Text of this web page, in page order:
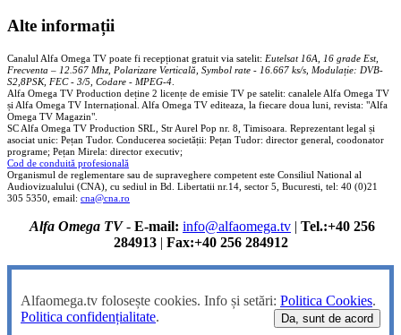
Alte informații
Canalul Alfa Omega TV poate fi recepționat gratuit via satelit: Eutelsat 16A, 16 grade Est,
Frecventa – 12.567 Mhz, Polarizare Verticală, Symbol rate - 16.667 ks/s, Modulație: DVB-
S2,8PSK, FEC - 3/5, Codare - MPEG-4
Alfa Omega TV Production deține 2 licențe de emisie TV pe satelit: canalele Alfa Omega TV
și Alfa Omega TV Internațional. Alfa Omega TV editeaza, la fiecare doua luni, revista: "Alfa
Omega TV Magazin".
SC Alfa Omega TV Production SRL, Str Aurel Pop nr. 8, Timisoara. Reprezentant legal și
asociat unic: Pețan Tudor. Conducerea societății: Pețan Tudor: director general, coodonator
programe; Pețan Mirela: director executiv;
Cod de conduită profesională
Organismul de reglementare sau de supraveghere competent este Consiliul National al
Audiovizualului (CNA), cu sediul in Bd. Libertatii nr.14, sector 5, Bucuresti, tel: 40 (0)21
305 5350, email: cna@cna.ro
Alfa Omega TV- E-mail: info@alfaomega.tv | Tel.:+40 256
284913| Fax:+40 256 284912
Alfaomega.tv folosește cookies. Info și setări: Politica Cookies.
Politica confidențialitate. Da, sunt de acord